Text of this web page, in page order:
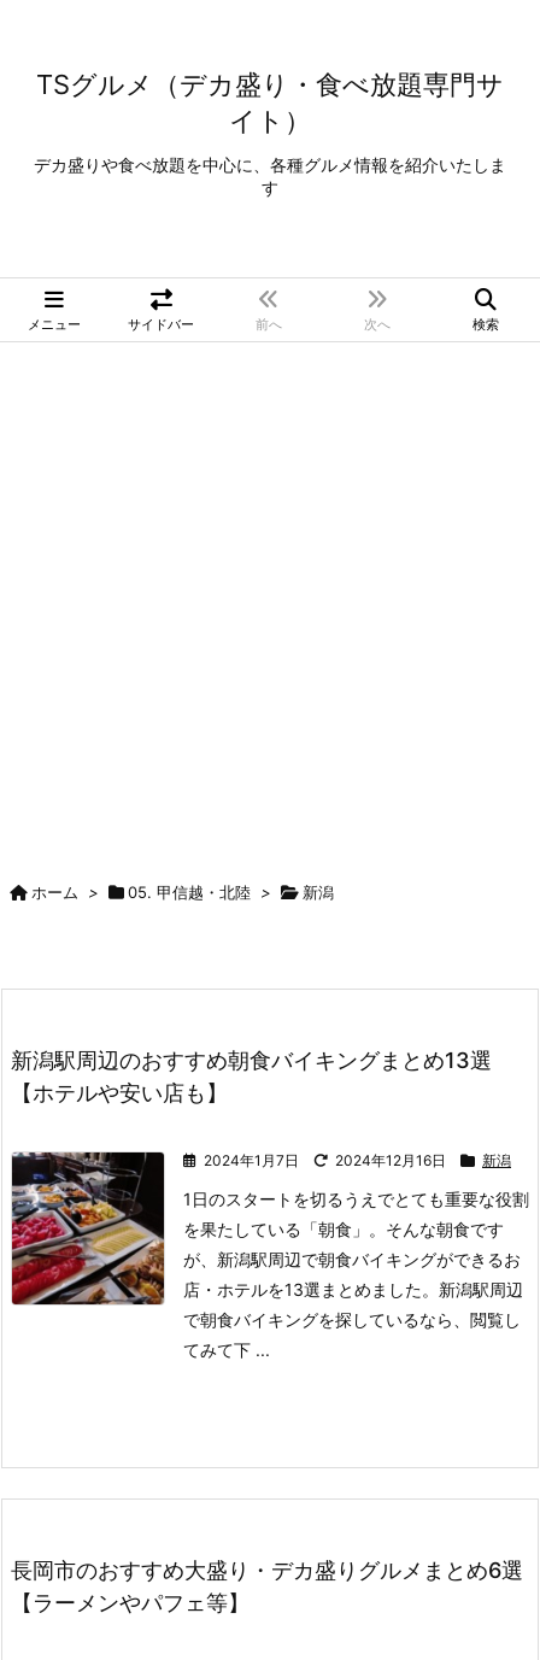
TSグルメ（デカ盛り・食べ放題専門サ
イト）
デカ盛りや食べ放題を中心に、各種グルメ情報を紹介いたしま
す
メニュー サイドバー 前へ 次へ 検索
ホーム > 05. 甲信越・北陸 > 新潟
新潟駅周辺のおすすめ朝食バイキングまとめ13選
【ホテルや安い店も】
2024年1月7日 2024年12月16日 新潟
1日のスタートを切るうえでとても重要な役割
を果たしている「朝食」。 そんな朝食です
が、新潟駅周辺で朝食バイキングができるお
店・ホテルを13選まとめました。 新潟駅周辺
で朝食バイキングを探しているなら、閲覧し
てみて下 ...
長岡市のおすすめ大盛り・デカ盛りグルメまとめ6選
【ラーメンやパフェ等】